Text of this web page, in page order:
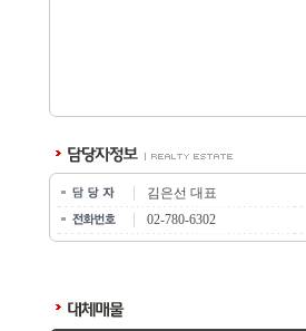
김은선 대표
02-780-6302